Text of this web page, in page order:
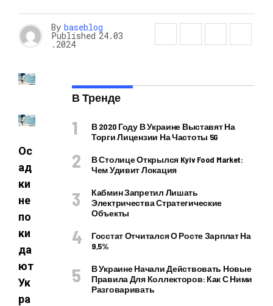
By baseblog
Published 24.03
.2024
Ос
ад
ки
не
по
ки
да
ют
Ук
ра
В Тренде
В 2020 Году В Украине Выставят На
Торги Лицензии На Частоты 5G
В Столице Открылся Kyiv Food Market:
Чем Удивит Локация
Кабмин Запретил Лишать
Электричества Стратегические
Объекты
Госстат Отчитался О Росте Зарплат На
9,5%
В Украине Начали Действовать Новые
Правила Для Коллекторов: Как С Ними
Разговаривать